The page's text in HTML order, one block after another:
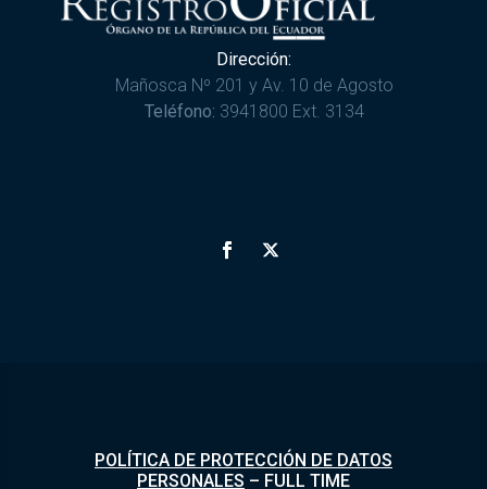
Dirección:
Mañosca Nº 201 y Av. 10 de Agosto
Teléfono: 3941800 Ext. 3134
POLÍTICA DE PROTECCIÓN DE DATOS
PERSONALES – FULL TIME